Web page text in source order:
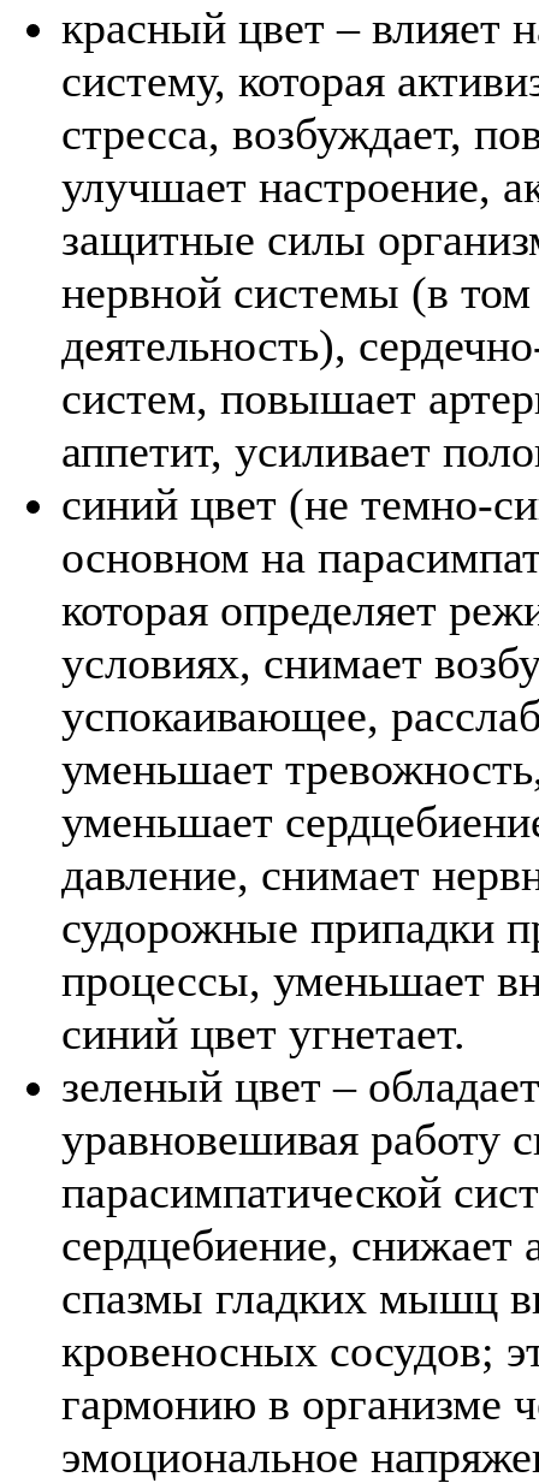
красный цвет – влияет
систему, которая
стресса, возбуждает,
улучшает настроение,
защитные силы
нервной системы (в
деятельность),
систем, повышает
аппетит, усиливает
синий цвет (не темно-
основном на
которая определяет
условиях, снимает
успокаивающее,
уменьшает
уменьшает
давление, снимает
судорожные припадки
процессы, уменьшает
синий цвет угнетает.
зеленый цвет –
уравновешивая работу
парасимпатической
сердцебиение, снижает
спазмы гладких мышц
кровеносных сосудов;
гармонию в организме
эмоциональное